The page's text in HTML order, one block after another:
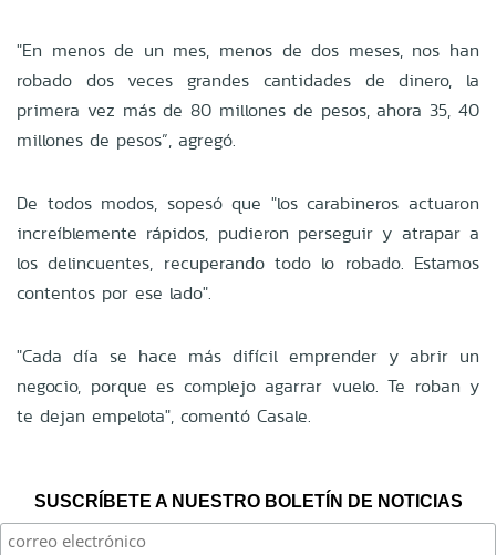
"En menos de un mes, menos de dos meses, nos han
robado dos veces grandes cantidades de dinero, la
primera vez más de 80 millones de pesos, ahora 35, 40
millones de pesos”, agregó.
De todos modos, sopesó que "los carabineros actuaron
increíblemente rápidos, pudieron perseguir y atrapar a
los delincuentes, recuperando todo lo robado. Estamos
contentos por ese lado".
"Cada día se hace más difícil emprender y abrir un
negocio, porque es complejo agarrar vuelo. Te roban y
te dejan empelota", comentó Casale.
SUSCRÍBETE A NUESTRO BOLETÍN DE NOTICIAS